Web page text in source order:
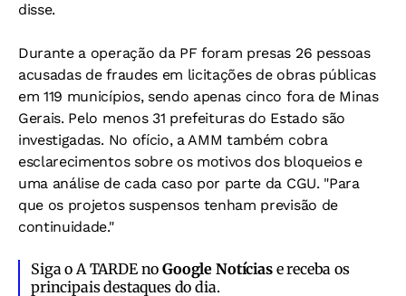
disse.
Durante a operação da PF foram presas 26 pessoas
acusadas de fraudes em licitações de obras públicas
em 119 municípios, sendo apenas cinco fora de Minas
Gerais. Pelo menos 31 prefeituras do Estado são
investigadas. No ofício, a AMM também cobra
esclarecimentos sobre os motivos dos bloqueios e
uma análise de cada caso por parte da CGU. "Para
que os projetos suspensos tenham previsão de
continuidade."
Siga o A TARDE noGoogle Notíciase receba os
principais destaques do dia.